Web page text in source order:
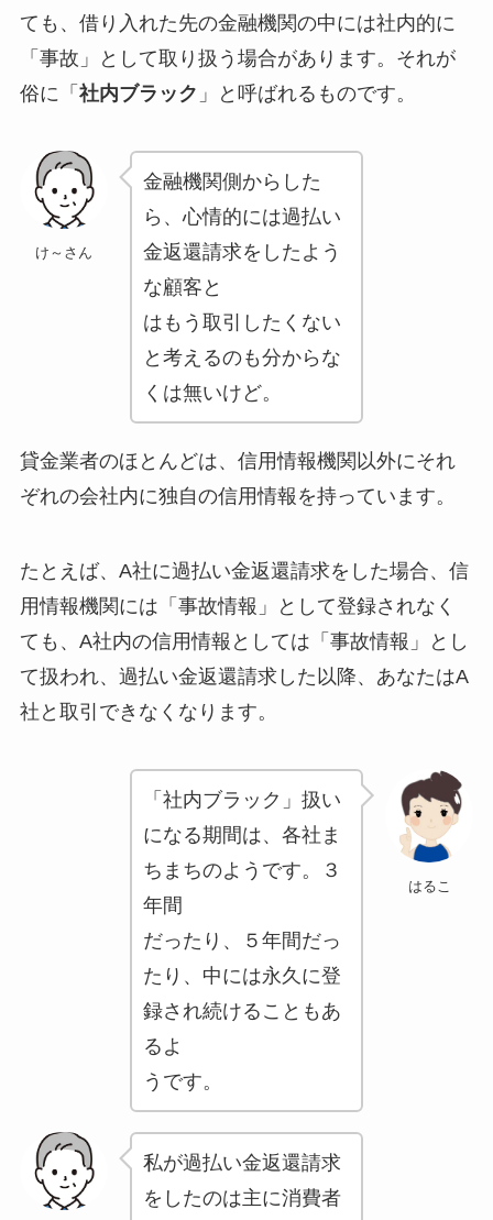
ても、借り入れた先の金融機関の中には社内的に
「事故」として取り扱う場合があります。それが
俗に「 社内ブラック 」と呼ばれるものです。
け～さん
金融機関側からした
ら、心情的には過払い
金返還請求をしたよう
な顧客と
はもう取引したくない
と考えるのも分からな
くは無いけど。
貸金業者のほとんどは、信用情報機関以外にそれ
ぞれの会社内に独自の信用情報を持っています。
たとえば、A社に過払い金返還請求をした場合、信
用情報機関には「事故情報」として登録されなく
ても、A社内の信用情報としては「事故情報」とし
て扱われ、過払い金返還請求した以降、あなたはA
社と取引できなくなります。
はるこ
「社内ブラック」扱い
になる期間は、各社ま
ちまちのようです。３
年間
だったり、５年間だっ
たり、中には永久に登
録され続けることもあ
るよ
うです。
私が過払い金返還請求
をしたのは主に消費者